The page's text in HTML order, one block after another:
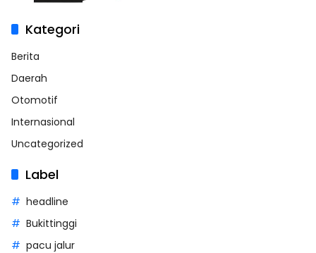
Kategori
Berita
Daerah
Otomotif
Internasional
Uncategorized
Label
headline
Bukittinggi
pacu jalur